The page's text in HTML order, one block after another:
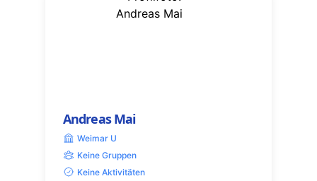
Andreas Mai
Weimar U
Keine Gruppen
Keine Aktivitäten